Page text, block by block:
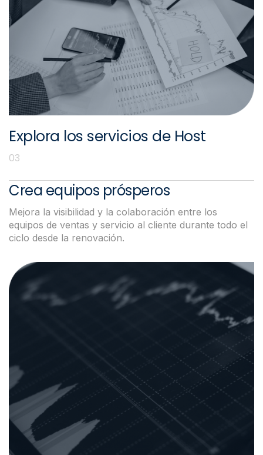
Explora los servicios de Host
03
Crea equipos prósperos
Mejora la visibilidad y la colaboración entre los
equipos de ventas y servicio al cliente durante todo el
ciclo desde la renovación.